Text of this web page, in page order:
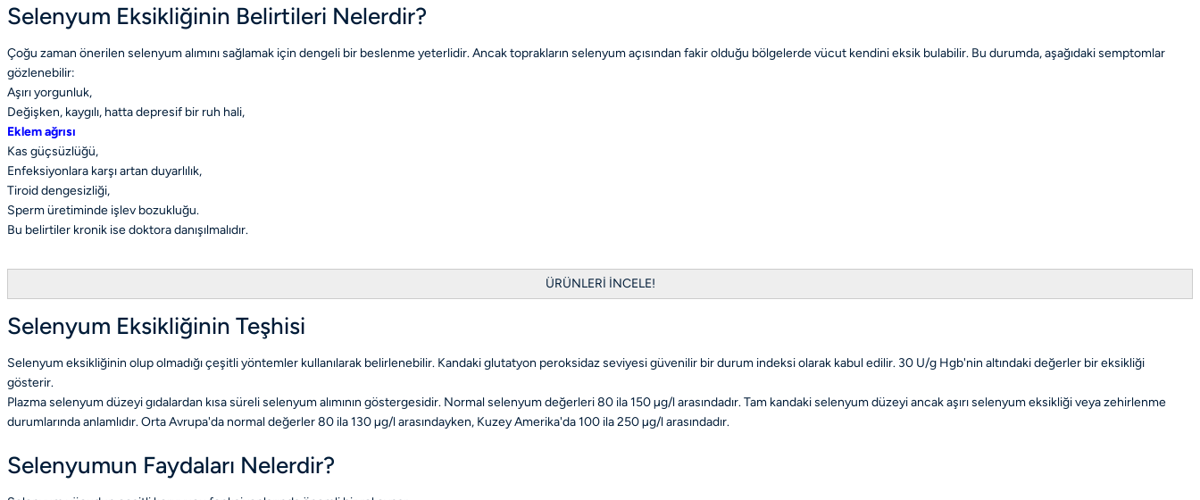
Selenyum Eksikliğinin Belirtileri Nelerdir?
Çoğu zaman önerilen selenyum alımını sağlamak için dengeli bir beslenme yeterlidir. Ancak toprakların selenyum açısından fakir olduğu bölgelerde vücut kendini eksik bulabilir. Bu durumda, aşağıdaki semptomlar
gözlenebilir:
Aşırı yorgunluk,
Değişken, kaygılı, hatta depresif bir ruh hali,
Eklem ağrısı
Kas güçsüzlüğü,
Enfeksiyonlara karşı artan duyarlılık,
Tiroid dengesizliği,
Sperm üretiminde işlev bozukluğu.
Bu belirtiler kronik ise doktora danışılmalıdır.
ÜRÜNLERİ İNCELE!
Selenyum Eksikliğinin Teşhisi
Selenyum eksikliğinin olup olmadığı çeşitli yöntemler kullanılarak belirlenebilir. Kandaki glutatyon peroksidaz seviyesi güvenilir bir durum indeksi olarak kabul edilir. 30 U/g Hgb'nin altındaki değerler bir eksikliği
gösterir.
Plazma selenyum düzeyi gıdalardan kısa süreli selenyum alımının göstergesidir. Normal selenyum değerleri 80 ila 150 µg/l arasındadır. Tam kandaki selenyum düzeyi ancak aşırı selenyum eksikliği veya zehirlenme
durumlarında anlamlıdır. Orta Avrupa'da normal değerler 80 ila 130 µg/l arasındayken, Kuzey Amerika'da 100 ila 250 µg/l arasındadır.
Selenyumun Faydaları Nelerdir?